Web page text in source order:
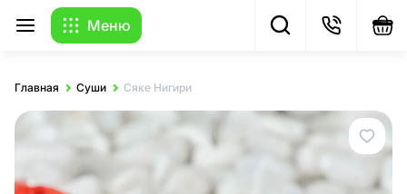
Меню
Главная Суши Сяке Нигири